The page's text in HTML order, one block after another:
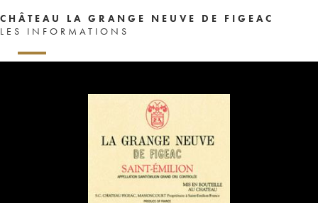
CHÂTEAU LA GRANGE NEUVE DE FIGEAC
LES INFORMATIONS